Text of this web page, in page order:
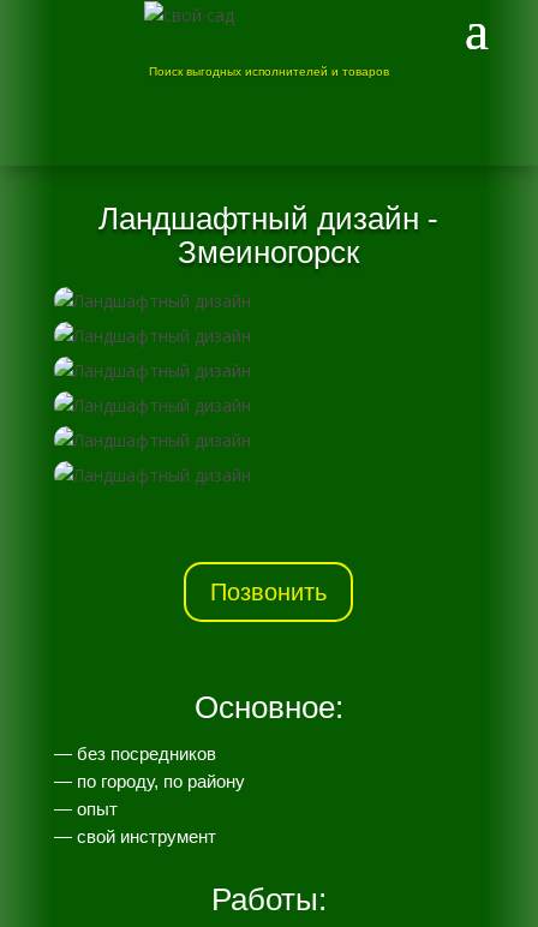
Поиск выгодных исполнителей и товаров
Ландшафтный дизайн -
Змеиногорск
Позвонить
Основное:
— без посредников
— по городу, по району
— опыт
— свой инструмент
Работы: